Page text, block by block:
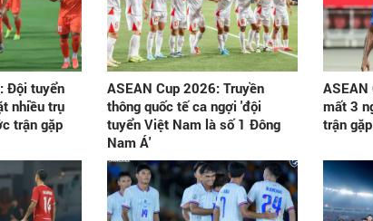
Đội tuyển
nhiều trụ
trận gặp
ASEAN Cup 2026: Truyền
thông quốc tế ca ngợi 'đội
tuyển Việt Nam là số 1 Đông
Nam Á'
ASEAN
mất 3
trận